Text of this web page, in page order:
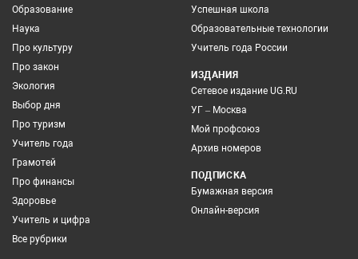
Образование
Наука
Про культуру
Про закон
Экология
Выбор дня
Про туризм
Учитель года
Грамотей
Про финансы
Здоровье
Учитель и цифра
Все рубрики
Успешная школа
Образовательные технологии
Учитель года России
ИЗДАНИЯ
Сетевое издание UG.RU
УГ – Москва
Мой профсоюз
Архив номеров
ПОДПИСКА
Бумажная версия
Онлайн-версия